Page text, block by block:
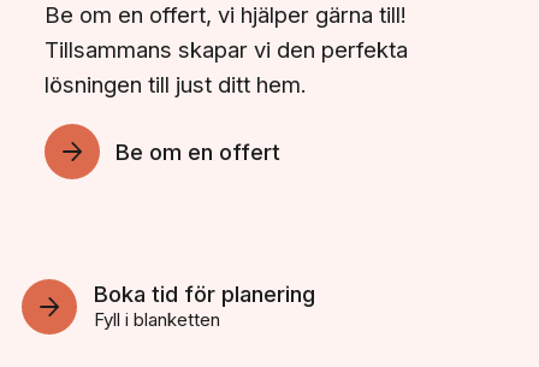
Be om en offert, vi hjälper gärna till!
Tillsammans skapar vi den perfekta
lösningen till just ditt hem.
Be om en offert
Boka tid för planering
Fyll i blanketten